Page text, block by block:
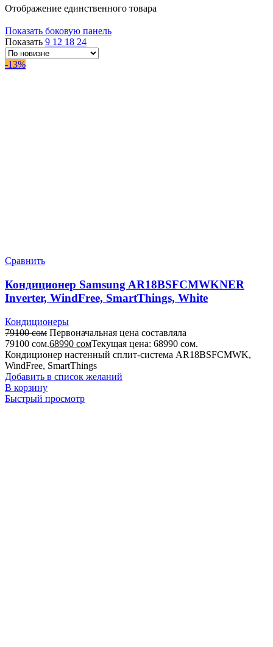
Отображение единственного товара
Показать боковую панель
Показать 9 12 18 24
-13%
Сравнить
Кондиционер Samsung AR18BSFCMWKNER
Inverter, WindFree, SmartThings, White
Кондиционеры
79100сом Первоначальная цена составляла
79100 сом.68990 сомТекущая цена: 68990 сом.
Кондиционер настенный сплит-система AR18BSFCMWK,
WindFree, SmartThings
Добавить в список желаний
В корзину
Быстрый просмотр